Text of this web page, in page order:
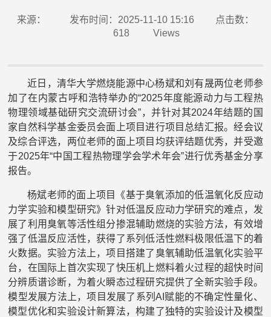
来源： 发布时间：2025-11-10 15:16
点击数：
618
Views
近日，清华大学燃烧能源中心杨斌和刘有晟两位老师参
加了在内蒙古呼和浩特举办的“2025年度能源动力与工程热
物理领域基础研究交流研讨会”，并针对其2024年结题的国
家自然科学基金委员会面上项目进行项目总结汇报。经会议
及综合评选，两位老师的面上项目均获评结题优秀，并受邀
于2025年“中国工程热物理学会学术年会”进行优秀基金分享
报告。
杨斌老师的面上项目《基于臭氧添加的低温氧化反应动
力学实验和模型研究》针对低温反应动力学研究的难点，发
展了利用臭氧等活性组分掺混辅助燃烧的实验方法，有效增
强了低温反应活性，获得了系列低活性燃料极限低温下的着
火数据。实验方法上，项目搭建了臭氧辅助低温氧化实验平
台，在国际上首次实现了快压机上燃料着火过程的超快时间
分辨质谱诊断，为着火瞬态过程研究提供了全新实验手段。
模型发展方法上，项目发展了系列AI赋能的不确定性量化、
模型优化和实验设计新算法，构建了独特的实验设计及模型